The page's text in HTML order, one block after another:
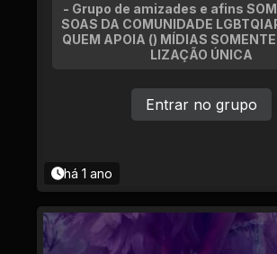
- Grupo de amizades e afins
SOAS DA COMUNIDADE
QUEM APOIA () MÍDIAS
LIZAÇÃO ÚNICA
há 1 ano
Entrar no grupo